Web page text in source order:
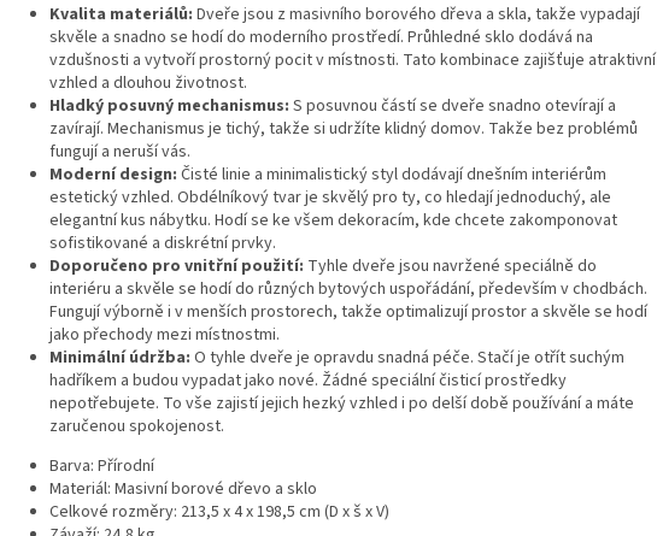
Kvalita materiálů: Dveře jsou z masivního borového dřeva a skla, takže vypadají
skvěle a snadno se hodí do moderního prostředí. Průhledné sklo dodává na
vzdušnosti a vytvoří prostorný pocit v místnosti. Tato kombinace zajišťuje atraktivní
vzhled a dlouhou životnost.
Hladký posuvný mechanismus: S posuvnou částí se dveře snadno otevírají a
zavírají. Mechanismus je tichý, takže si udržíte klidný domov. Takže bez problémů
fungují a neruší vás.
Moderní design: Čisté linie a minimalistický styl dodávají dnešním interiérům
estetický vzhled. Obdélníkový tvar je skvělý pro ty, co hledají jednoduchý, ale
elegantní kus nábytku. Hodí se ke všem dekoracím, kde chcete zakomponovat
sofistikované a diskrétní prvky.
Doporučeno pro vnitřní použití: Tyhle dveře jsou navržené speciálně do
interiéru a skvěle se hodí do různých bytových uspořádání, především v chodbách.
Fungují výborně i v menších prostorech, takže optimalizují prostor a skvěle se hodí
jako přechody mezi místnostmi.
Minimální údržba: O tyhle dveře je opravdu snadná péče. Stačí je otřít suchým
hadříkem a budou vypadat jako nové. Žádné speciální čisticí prostředky
nepotřebujete. To vše zajistí jejich hezký vzhled i po delší době používání a máte
zaručenou spokojenost.
Barva: Přírodní
Materiál: Masivní borové dřevo a sklo
Celkové rozměry: 213,5 x 4 x 198,5 cm (D x š x V)